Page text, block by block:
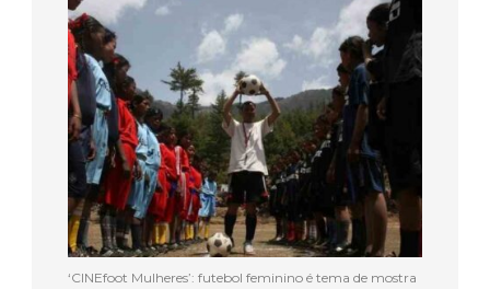
‘CINEfoot Mulheres’: futebol feminino é tema de mostra